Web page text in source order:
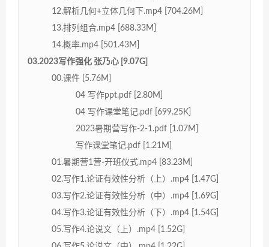
12.解析几何+立体几何下.mp4 [704.26M]
13.排列组合.mp4 [688.33M]
14.概率.mp4 [501.43M]
03.2023写作强化 张乃心 [9.07G]
00.课件 [5.76M]
04 写作ppt.pdf [2.80M]
04 写作课堂笔记.pdf [699.25K]
2023暑期营写作-2-1.pdf [1.07M]
写作课堂笔记.pdf [1.21M]
01.暑期营1营-开班仪式.mp4 [83.23M]
02.写作1.论证有效性分析（上）.mp4 [1.47G]
03.写作2.论证有效性分析（中）.mp4 [1.69G]
04.写作3.论证有效性分析（下）.mp4 [1.54G]
05.写作4.论说文（上）.mp4 [1.52G]